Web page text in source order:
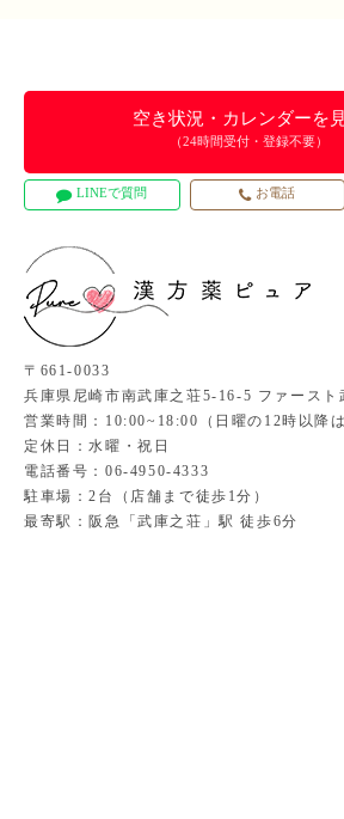
〒661-0033
兵庫県尼崎市南武庫之荘5-16-5 ファースト
営業時間：10:00~18:00（日曜の12時以降
定休日：水曜・祝日
電話番号：06-4950-4333
駐車場：2台（店舗まで徒歩1分）
最寄駅：阪急「武庫之荘」駅 徒歩6分
空き状況・カレンダーを
（24時間受付・登録不要）
LINEで質問 お電話